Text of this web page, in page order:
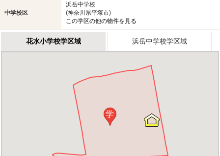
中学校区
浜岳中学校
(神奈川県平塚市)
この学区の他の物件を見る
花水小学校学区域 浜岳中学校学区域
学